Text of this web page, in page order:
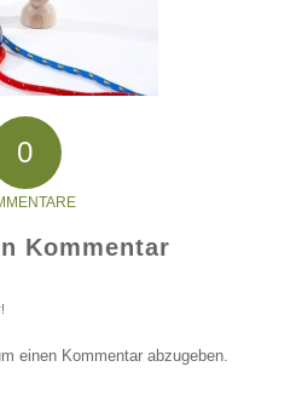
0
Kommentar
einen Kommentar abzugeben.